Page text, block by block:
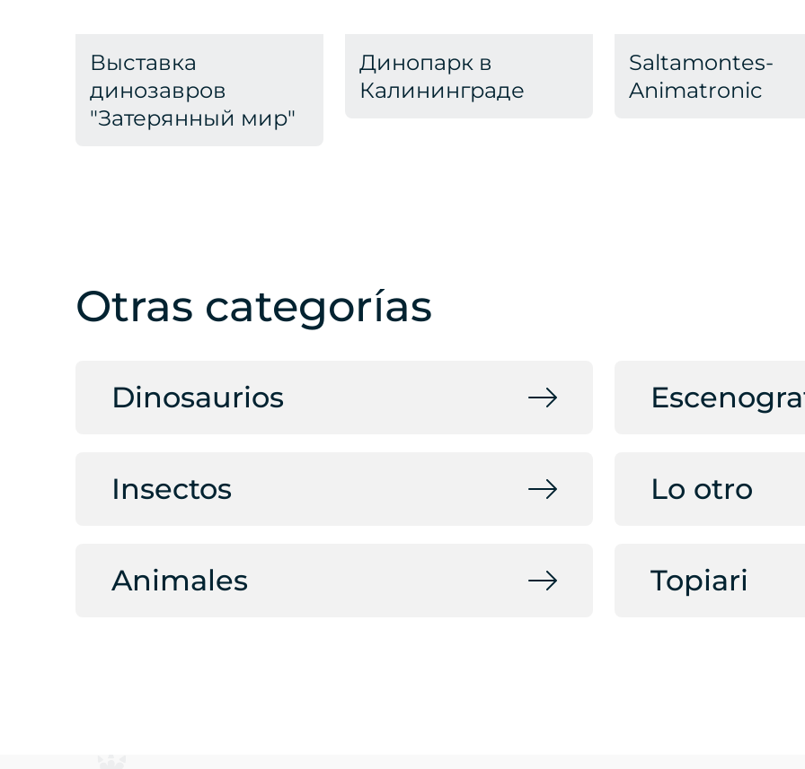
Выставка
динозавров
"Затерянный мир"
Динопарк в
Калининграде
Saltamontes-
Animatronic
Otras categorías
Dinosaurios
Insectos
Animales
Lo otro
Topiari